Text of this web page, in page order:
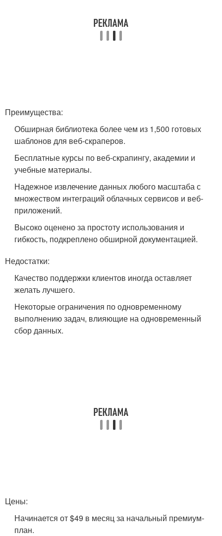
Преимущества:
Обширная библиотека более чем из 1,500 готовых
шаблонов для веб-скраперов.
Бесплатные курсы по веб-скрапингу, академии и
учебные материалы.
Надежное извлечение данных любого масштаба с
множеством интеграций облачных сервисов и веб-
приложений.
Высоко оценено за простоту использования и
гибкость, подкреплено обширной документацией.
Недостатки:
Качество поддержки клиентов иногда оставляет
желать лучшего.
Некоторые ограничения по одновременному
выполнению задач, влияющие на одновременный
сбор данных.
Цены:
Начинается от $49 в месяц за начальный премиум-
план.